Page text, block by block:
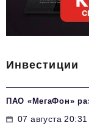
Инвестиции
ПАО «МегаФон»
07 августа 20:31